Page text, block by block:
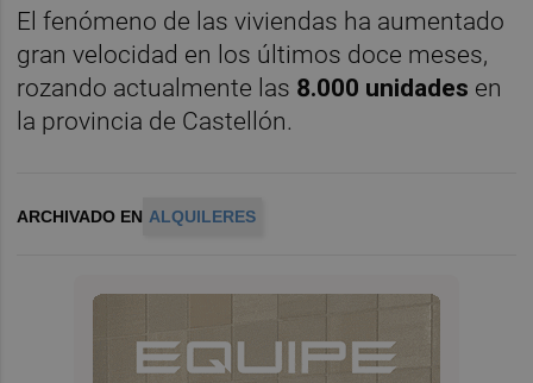
El fenómeno de las viviendas ha aumentado
gran velocidad en los últimos doce meses,
rozando actualmente las 8.000 unidades en
la provincia de Castellón.
ARCHIVADO EN ALQUILERES